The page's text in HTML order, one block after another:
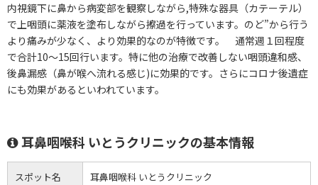
内視鏡下に鼻から病変部を観察しながら,特殊な器具（カテーテル）
で上咽頭に薬液を塗布しながら擦過を行っています。のど”から行う
より痛みが少なく、より効果的なのが特徴です。 通常週１回程度
で合計10～15回行います。特に他の治療で改善しない咽頭違和感、
後鼻漏感（鼻が喉へ流れる感じ)に効果的です。さらにコロナ後遺症
にも効果があるといわれています。
耳鼻咽喉科 いとうクリニックの基本情報
スポット名 耳鼻咽喉科 いとうクリニック